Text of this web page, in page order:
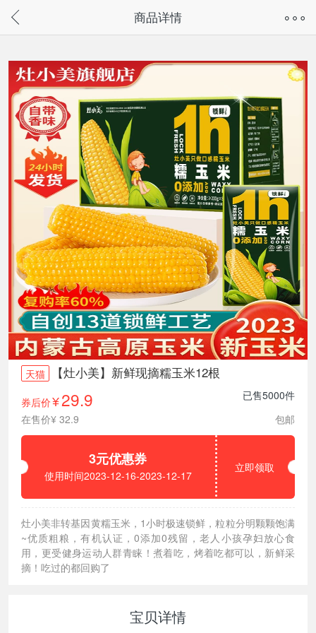
请通过微信或支付宝搜“奇兔客小程序”访问
商品详情
天猫 【灶小美】新鲜现摘糯玉米12根
券后价¥29.9
已售5000件
在售价¥ 32.9
包邮
3元优惠券
使用时间2023-12-16-2023-12-17
立即领取
灶小美非转基因黄糯玉米，1小时极速锁鲜，粒粒分明颗颗饱满
~优质粗粮，有机认证，0添加0残留，老人小孩孕妇放心食
用，更受健身运动人群青睐！煮着吃，烤着吃都可以，新鲜采
摘！吃过的都回购了
宝贝详情